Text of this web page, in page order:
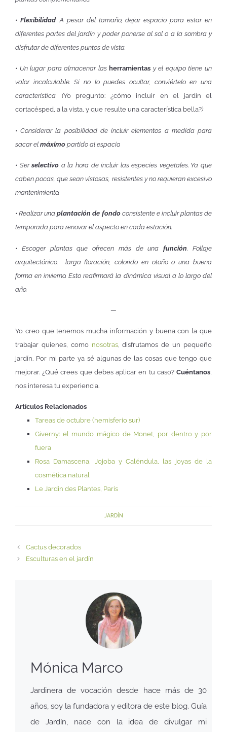
• Flexibilidad. A pesar del tamaño, dejar espacio para estar en
diferentes partes del jardín y poder ponerse al sol o a la sombra y
disfrutar de diferentes puntos de vista.
• Un lugar para almacenar las herramientas y el equipo tiene un
valor incalculable. Si no lo puedes ocultar, conviértelo en una
característica. (Yo pregunto: ¿cómo incluir en el jardín el
cortacésped, a la vista, y que resulte una característica bella?)
• Considerar la posibilidad de incluir elementos a medida para
sacar el máximo partido al espacio.
• Serselectivo a la hora de incluir las especies vegetales. Ya que
caben pocas, que sean vistosas, resistentes y no requieran excesivo
mantenimiento.
• Realizar una plantación de fondo consistente e incluir plantas de
temporada para renovar el aspecto en cada estación.
• Escoger plantas que ofrecen más de una función. Follaje
arquitectónico, larga floración, colorido en otoño o una buena
forma en invierno. Esto reafirmará la dinámica visual a lo largo del
año.
—
Yo creo que tenemos mucha información y buena con la que
trabajar quienes, como nosotras, disfrutamos de un pequeño
jardín. Por mi parte ya sé algunas de las cosas que tengo que
mejorar. ¿Qué crees que debes aplicar en tu caso? Cuéntanos,
nos interesa tu experiencia.
Artículos Relacionados
Tareas de octubre (hemisferio sur)
Giverny: el mundo mágico de Monet, por dentro y por
fuera
Rosa Damascena, Jojoba y Caléndula, las joyas de la
cosmética natural
Le Jardin des Plantes, Paris
JARDÍN
Cactus decorados
Esculturas en el jardín
Mónica Marco
Jardinera de vocación desde hace más de 30
años, soy la fundadora y editora de este blog. Guía
de Jardín, nace con la idea de divulgar mi